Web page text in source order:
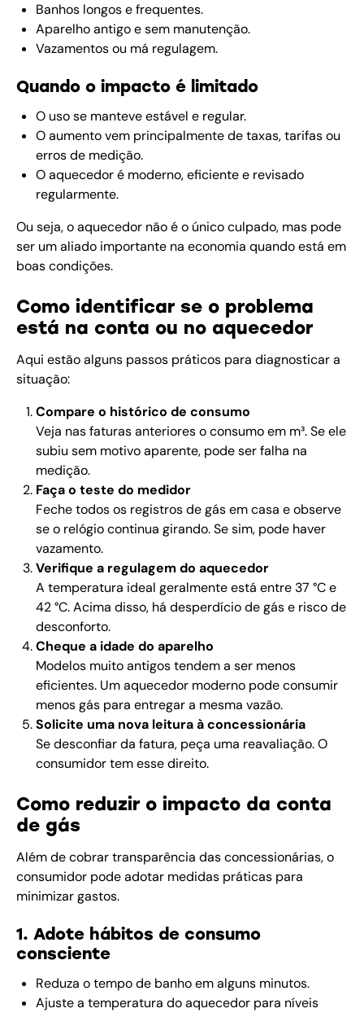
Banhos longos e frequentes.
Aparelho antigo e sem manutenção.
Vazamentos ou má regulagem.
Quando o impacto é limitado
O uso se manteve estável e regular.
O aumento vem principalmente de taxas, tarifas ou
erros de medição.
O aquecedor é moderno, eficiente e revisado
regularmente.
Ou seja, o aquecedor não é o único culpado, mas pode
ser um aliado importante na economia quando está em
boas condições.
Como identificar se o problema
está na conta ou no aquecedor
Aqui estão alguns passos práticos para diagnosticar a
situação:
Compare o histórico de consumo
Veja nas faturas anteriores o consumo em m³. Se ele
subiu sem motivo aparente, pode ser falha na
medição.
Faça o teste do medidor
Feche todos os registros de gás em casa e observe
se o relógio continua girando. Se sim, pode haver
vazamento.
Verifique a regulagem do aquecedor
A temperatura ideal geralmente está entre 37 °C e
42 °C. Acima disso, há desperdício de gás e risco de
desconforto.
Cheque a idade do aparelho
Modelos muito antigos tendem a ser menos
eficientes. Um aquecedor moderno pode consumir
menos gás para entregar a mesma vazão.
Solicite uma nova leitura à concessionária
Se desconfiar da fatura, peça uma reavaliação. O
consumidor tem esse direito.
Como reduzir o impacto da conta
de gás
Além de cobrar transparência das concessionárias, o
consumidor pode adotar medidas práticas para
minimizar gastos.
1. Adote hábitos de consumo
consciente
Reduza o tempo de banho em alguns minutos.
Ajuste a temperatura do aquecedor para níveis